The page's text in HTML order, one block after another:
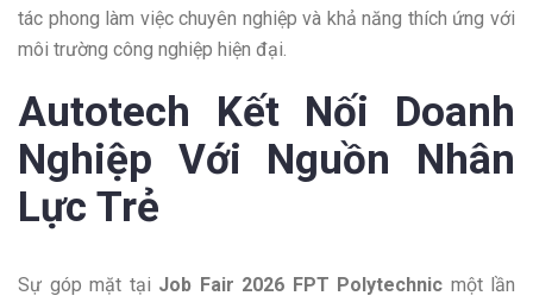
tác phong làm việc chuyên nghiệp và khả năng thích ứng với
môi trường công nghiệp hiện đại.
Autotech Kết Nối Doanh
Nghiệp Với Nguồn Nhân
Lực Trẻ
Sự góp mặt tại Job Fair 2026 FPT Polytechnic một lần